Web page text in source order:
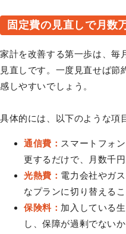
固定費の見直しで月数
家計を改善する第一歩は、毎
見直しです。一度見直せば節
感しやすいでしょう。
具体的には、以下のような項
通信費： スマートフォ
更するだけで、月数千
光熱費： 電力会社やガ
なプランに切り替える
保険料： 加入している
し、保障が過剰でない